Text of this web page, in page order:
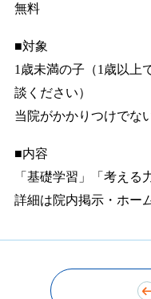
無料
■対象
1歳未満の子（1歳以上
談ください）
当院がかかりつけでな
■内容
「基礎学習」「考え
詳細は院内掲示・ホー